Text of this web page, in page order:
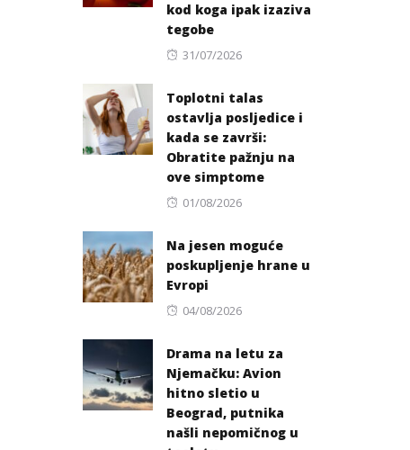
kod koga ipak izaziva
tegobe
Posted
31/07/2026
Toplotni talas
ostavlja posljedice i
kada se završi:
Obratite pažnju na
ove simptome
Posted
01/08/2026
Na jesen moguće
poskupljenje hrane u
Evropi
Posted
04/08/2026
Drama na letu za
Njemačku: Avion
hitno sletio u
Beograd, putnika
našli nepomičnog u